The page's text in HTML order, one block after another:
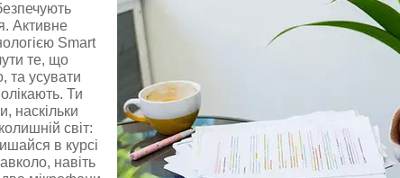
Активне
Smart
те, що
та усувати
Ти
наскільки
світ:
в курсі
навіть